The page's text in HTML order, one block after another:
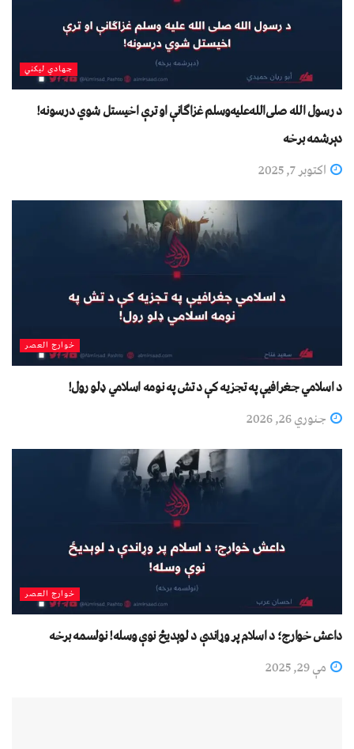
جهادي لیکني
د رسول الله صلی‌الله‌علیه‌وسلم غزاګانې او ترې اخیستل شوي درسونه!
دېرشمه برخه
اکتوبر 7, 2025
خوارج العصر
د اسلامي جغرافیې په تجزیه کې د تش په نومه اسلامي ډلو رول!
جنوري 26, 2026
خوارج العصر
داعش خوارج؛ د اسلام پر وړاندې د لوېدیځ نوې وسله! نولسمه برخه
مې 29, 2025